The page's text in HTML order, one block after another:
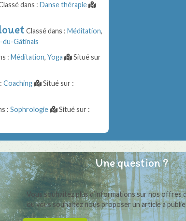
dans : Danse thérapie
Classé dans : Méditation,
du-Gâtinais
: Méditation, Yoga
Situé sur
Coaching
Situé sur :
: Sophrologie
Situé sur :
Une question ?
Vous souhaitez plus d’informations sur nos offres
ou vous souhaitez nous proposer un article à